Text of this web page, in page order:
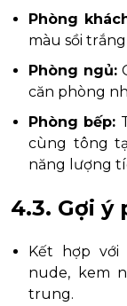
Phòng
màu sồi
Phòng ngủ:
căn phòng
Phòng bếp:
cùng tông
năng lượng
4.3. Gợi ý
Kết hợp với
nude, kem
trung.